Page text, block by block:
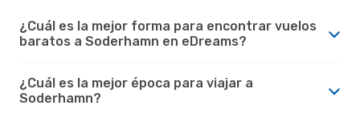
¿Cuál es la mejor forma para encontrar vuelos
baratos a Soderhamn en eDreams?
¿Cuál es la mejor época para viajar a
Soderhamn?